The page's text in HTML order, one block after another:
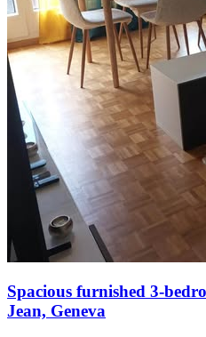
Spacious furnished 3-
Jean, Geneva